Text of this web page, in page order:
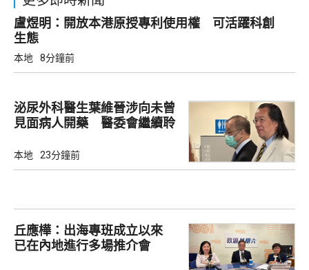
盧煜明：開放本港原授專利使用權 可活躍科創
生態
本地 8分鐘前
泌尿外科醫生葉維晉涉向未曾
見面病人開藥 醫委會繼續聆
本地 23分鐘前
丘應樺：出海專班成立以來
已在內地進行多場推介會